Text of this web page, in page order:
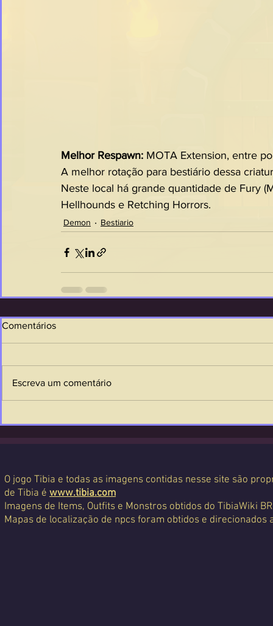
Melhor Respawn: MOTA Extension, entre
A melhor rotação para bestiário dessa
Neste local há grande quantidade de Fury
Hellhounds e Retching Horrors.
Demon Bestiario
Comentários
Escreva um comentário
O jogo Tibia e todas as imagens contidas nesse site são
de Tibia é www.tibia.com
Imagens de Items, Outfits e Monstros obtidos do TibiaWiki
Mapas de localização de npcs foram obtidos e direcionados